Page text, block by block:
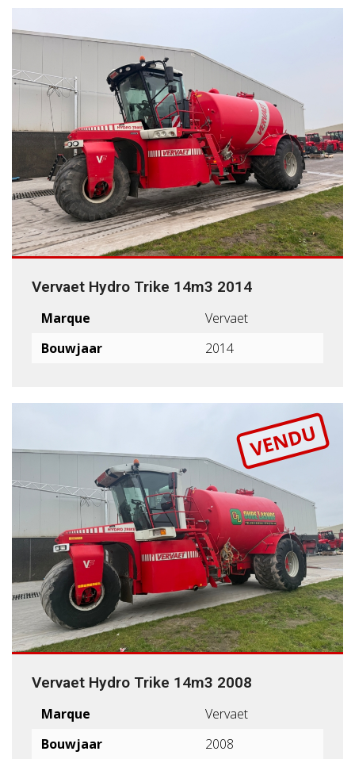
Vervaet Hydro Trike 14m3 2014
Marque
Vervaet
Bouwjaar
2014
VENDU
Vervaet Hydro Trike 14m3 2008
Marque
Vervaet
Bouwjaar
2008